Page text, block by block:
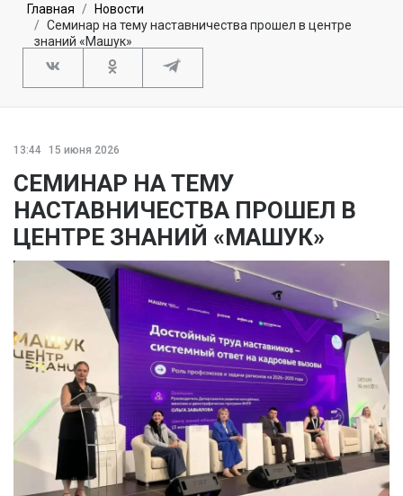
Главная
Новости
Семинар на тему наставничества прошел в центре
знаний «Машук»
13:44 15 июня 2026
СЕМИНАР НА ТЕМУ
НАСТАВНИЧЕСТВА ПРОШЕЛ В
ЦЕНТРЕ ЗНАНИЙ «МАШУК»